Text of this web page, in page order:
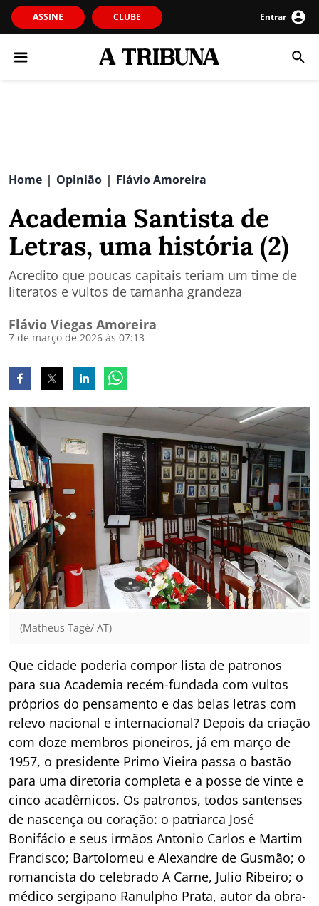
ASSINE CLUBE Entrar
Home | Opinião | Flávio Amoreira
Academia Santista de
Letras, uma história (2)
Acredito que poucas capitais teriam um time de
literatos e vultos de tamanha grandeza
Flávio Viegas Amoreira
7 de março de 2026 às 07:13
(Matheus Tagé/ AT)
Que cidade poderia compor lista de patronos
para sua Academia recém-fundada com vultos
próprios do pensamento e das belas letras com
relevo nacional e internacional? Depois da criação
com doze membros pioneiros, já em março de
1957, o presidente Primo Vieira passa o bastão
para uma diretoria completa e a posse de vinte e
cinco acadêmicos. Os patronos, todos santenses
de nascença ou coração: o patriarca José
Bonifácio e seus irmãos Antonio Carlos e Martim
Francisco; Bartolomeu e Alexandre de Gusmão; o
romancista do celebrado A Carne, Julio Ribeiro; o
médico sergipano Ranulpho Prata, autor da obra-